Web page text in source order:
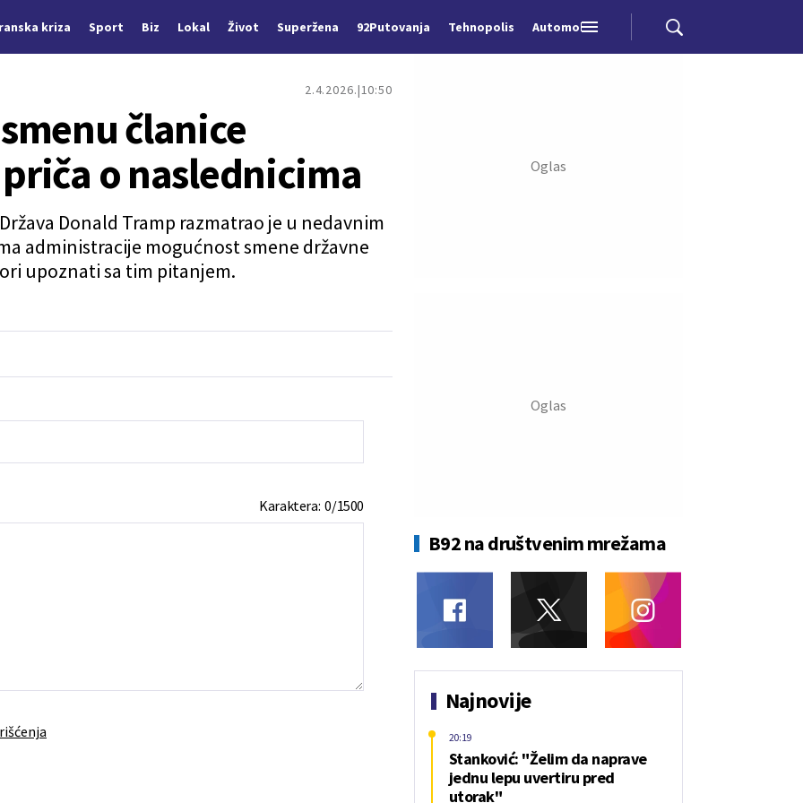
kriza Sport Biz Lokal Život Superžena 92Putovanja Tehnopolis Automobili
2.4.2026. 10:50
članice
o naslednicima
Donald Tramp razmatrao je u nedavnim
administracije mogućnost smene državne
upoznati sa tim pitanjem.
Karaktera:0/1500
B92 na društvenim mrežama
Najnovije
Stanković: "Želim da naprave
jednu lepu uvertiru pred
utorak"
20:19